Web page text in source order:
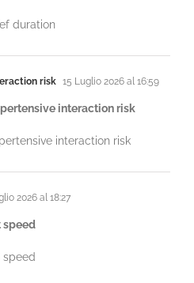
duration
risk 15 Luglio 2026 al 16:59
interaction risk
interaction risk
2026 al 18:27
speed
speed